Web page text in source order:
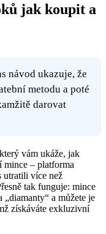
jak koupit a
návod ukazuje, že
metodu a poté
darovat
vám ukáže, jak
mince – platforma
utratili více než
tak funguje: mince
a můžete je
získáváte exkluzivní